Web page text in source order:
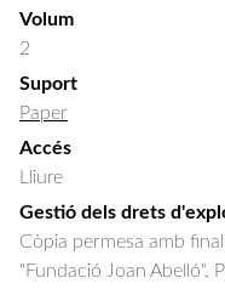
Volum
2
Suport
Paper
Accés
Lliure
Gestió dels drets
Còpia permesa amb
"Fundació Joan Abelló".